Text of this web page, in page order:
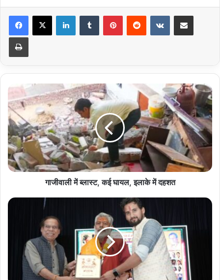
LinkedInTumblr PinterestReddit VKontakteShare via Email
Print
गाजीवाली
ब्लास्ट,
कई
घायल,
इलाके
में
दहशत
गाजीवाली में ब्लास्ट, कई घायल, इलाके में दहशत
उत्तराखंड
पत्रकार